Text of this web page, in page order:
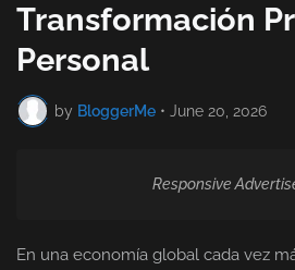
Transformación
Personal
by BloggerMe • June 20, 2026
Responsive
En una economía global cada vez